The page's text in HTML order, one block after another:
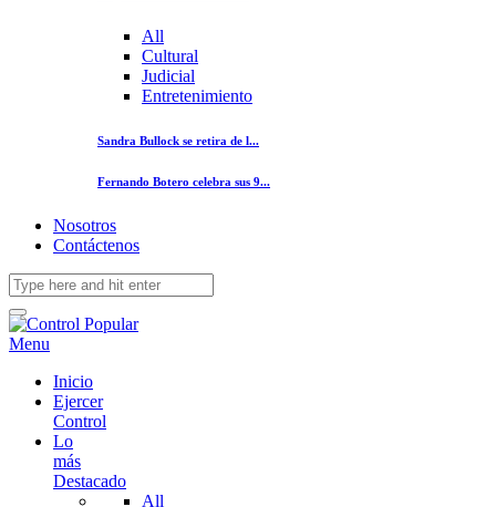
All
Cultural
Judicial
Entretenimiento
Sandra Bullock se retira de l...
Fernando Botero celebra sus 9...
Nosotros
Contáctenos
Menu
Inicio
Ejercer
Control
Lo
más
Destacado
All